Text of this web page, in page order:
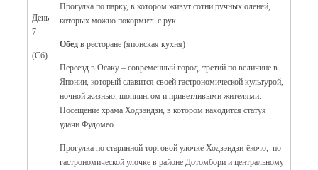
День
7
(Сб)
Прогулка по парку, в котором живут сотни ручных оленей,
которых можно покормить с рук.
Обед в ресторане (японская кухня)
Переезд в Осаку – современный город, третий по величине в
Японии, который славится своей гастрономической культурой,
ночной жизнью, шоппингом и приветливыми жителями.
Посещение храма Ходзэндзи, в котором находится статуя
удачи Фудомёо.
Прогулка по старинной торговой улочке Ходзэндзи-ёкочо, по
гастрономической улочке в районе Дотомбори и центральному